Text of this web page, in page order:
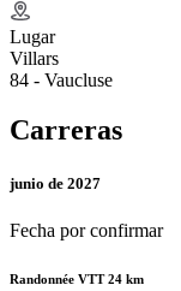
Lugar
Villars
84 - Vaucluse
Carreras
junio de 2027
Fecha por confirmar
Randonnée VTT 24 km